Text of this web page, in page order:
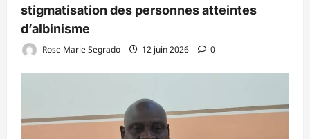
stigmatisation des personnes atteintes
d’albinisme
Rose Marie Segrado 12 juin 2026 0